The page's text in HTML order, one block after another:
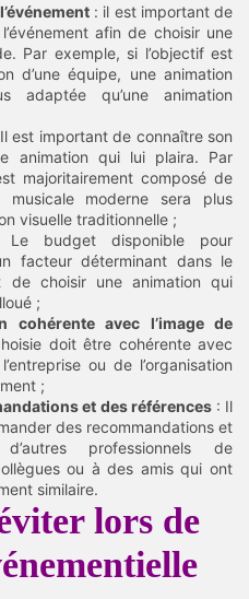
: il est important de
afin de choisir une
Par exemple, si l’objectif est
d’une équipe, une animation
adaptée qu’une animation
est important de connaître son
animation qui lui plaira. Par
majoritairement composé de
musicale moderne sera plus
visuelle traditionnelle ;
budget disponible pour
facteur déterminant dans le
choisir une animation qui
;
cohérente avec l’image de
doit être cohérente avec
ou de l’organisation
;
et des références: Il
des recommandations et
professionnels de
ou à des amis qui ont
similaire.
lors de